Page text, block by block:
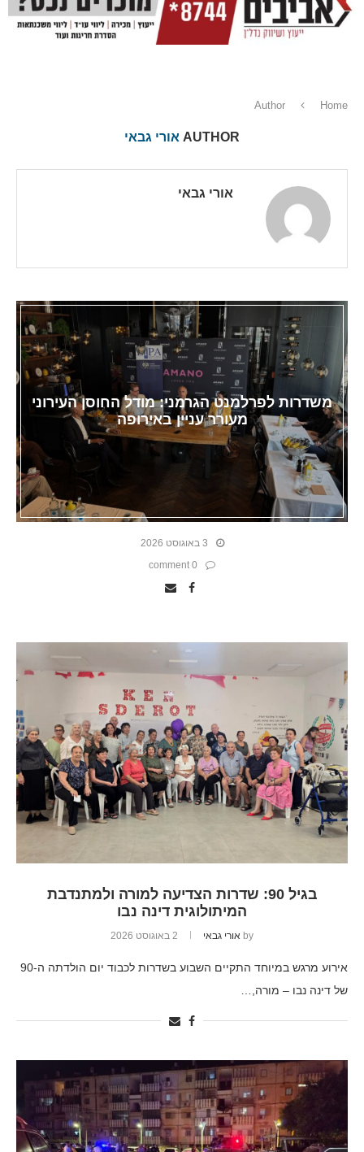
Home
Author
AUTHOR אורי גבאי
אורי גבאי
משדרות לפרלמנט הגרמני: מודל החוסן העירוני
מעורר עניין באירופה
3 באוגוסט 2026
0 comment
בגיל 90: שדרות הצדיעה למורה ולמתנדבת
המיתולוגית דינה נבו
by אורי גבאי 2 באוגוסט 2026
אירוע מרגש במיוחד התקיים השבוע בשדרות לכבוד יום הולדתה ה-90
של דינה נבו – מורה,…